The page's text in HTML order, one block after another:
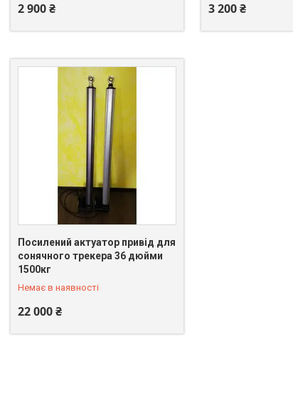
2 900 ₴ 3 200 ₴
Посилений актуатор привід для
сонячного трекера 36 дюйми
1500кг
Немає в наявності
22 000 ₴
+380 (93) 986-46-78